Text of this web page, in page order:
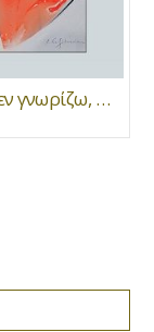
Κατερίνα Καζολέα, Η γυναίκα που δεν γνωρίζω, Διηγήματα, εκδ. Μανδραγόρας